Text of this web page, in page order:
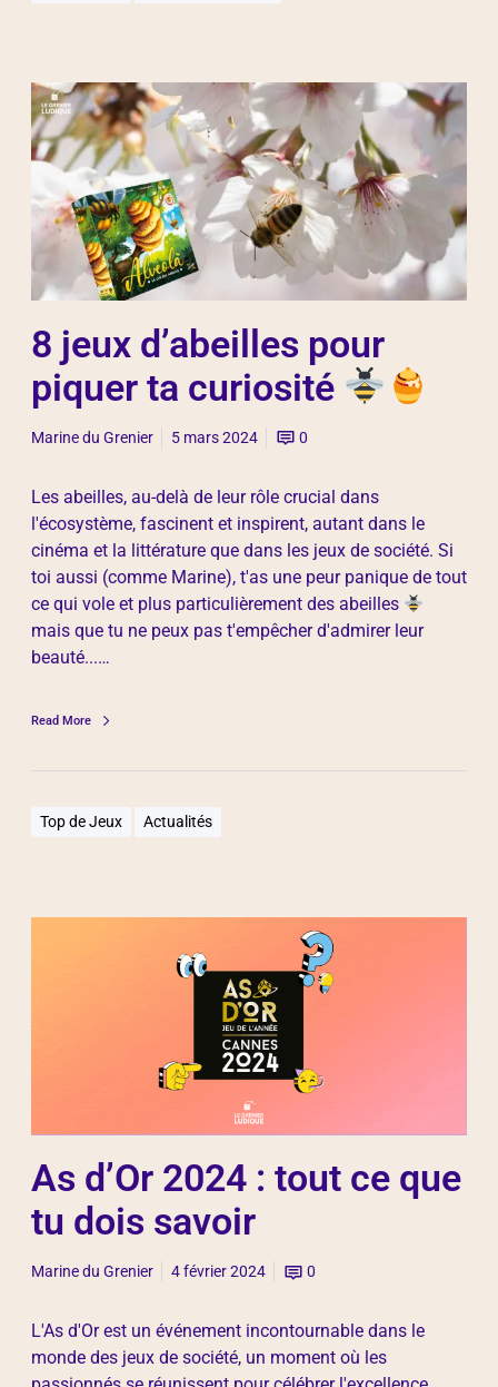
8 jeux d’abeilles pour
piquer ta curiosité
Marine du Grenier 5 mars 2024 0
Les abeilles, au-delà de leur rôle crucial dans
l'écosystème, fascinent et inspirent, autant dans le
cinéma et la littérature que dans les jeux de société. Si
toi aussi (comme Marine), t'as une peur panique de tout
ce qui vole et plus particulièrement des abeilles
mais que tu ne peux pas t'empêcher d'admirer leur
beauté...…
Read More
Top de Jeux Actualités
As d’Or 2024 : tout ce que
tu dois savoir
Marine du Grenier 4 février 2024 0
L'As d'Or est un événement incontournable dans le
monde des jeux de société, un moment où les